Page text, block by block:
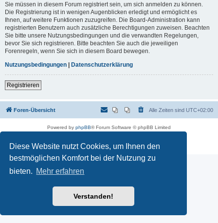
Diese Website nutzt Cookies, um Ihnen den
bestmöglichen Komfort bei der Nutzung zu
bieten. Mehr erfahren
Verstanden!
Sie müssen in diesem Forum registriert sein, um sich anmelden zu können.
Die Registrierung ist in wenigen Augenblicken erledigt und ermöglicht es
Ihnen, auf weitere Funktionen zuzugreifen. Die Board-Administration kann
registrierten Benutzern auch zusätzliche Berechtigungen zuweisen. Beachten
Sie bitte unsere Nutzungsbedingungen und die verwandten Regelungen,
bevor Sie sich registrieren. Bitte beachten Sie auch die jeweiligen
Forenregeln, wenn Sie sich in diesem Board bewegen.
Nutzungsbedingungen | Datenschutzerklärung
Registrieren
Foren-Übersicht Alle Zeiten sind UTC+02:00
Powered by phpBB® Forum Software © phpBB Limited
Datenschutz|Nutzungsbedingungen